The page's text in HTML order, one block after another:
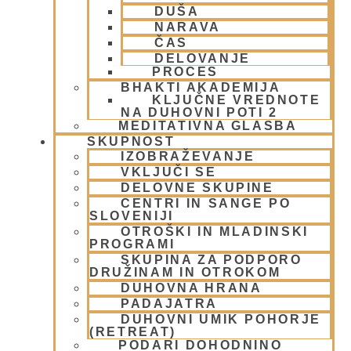
DUŠA
NARAVA
ČAS
DELOVANJE
PROCES
BHAKTI AKADEMIJA
KLJUČNE VREDNOTE
NA DUHOVNI POTI 2
MEDITATIVNA GLASBA
SKUPNOST
IZOBRAŽEVANJE
VKLJUČI SE
DELOVNE SKUPINE
CENTRI IN SANGE PO
SLOVENIJI
OTROŠKI IN MLADINSKI
PROGRAMI
SKUPINA ZA PODPORO
DRUŽINAM IN OTROKOM
DUHOVNA HRANA
PADAJATRA
DUHOVNI UMIK POHORJE
(RETREAT)
PODARI DOHODNINO
Krišnove inkarnacije(11)
(9)
MORALA IN ETIKA(5)
Napitki – topli
(1)
Napovednik(10)
Nedeljska predavanja in festivali
(1)
Nove knjige(6)
Novice iz skupnosti(1)
Obiski fakultete – šole(6)
Padajatra 2008(12)
PADAYATRA
(3)
Pogosta vprašanja(2)
Popotovanja(1)
Poučne zgodbe in nauki
Prabhupadovi učenci in ostali(3)
Predavanja(2)
Predstavitev(9)
Prigrizki
(1)
Prireditve (7)
Priti Vardhana das(1)